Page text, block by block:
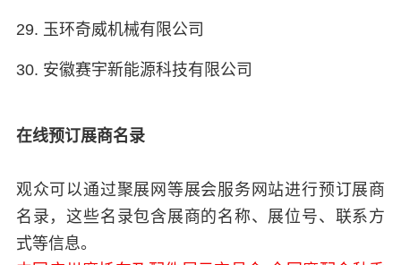
29. 玉环奇威机械有限公司
30. 安徽赛宇新能源科技有限公司
在线预订展商名录
观众可以通过聚展网等展会服务网站进行预订展商
名录，这些名录包含展商的名称、展位号、联系方
式等信息。